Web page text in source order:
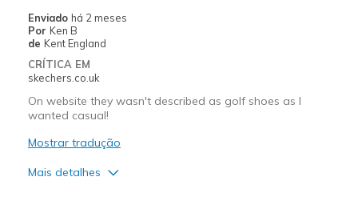
Enviado há 2 meses
Por Ken B
de Kent England
CRÍTICA EM
skechers.co.uk
On website they wasn't described as golf shoes as I
wanted casual!
Mostrar tradução
Mais detalhes